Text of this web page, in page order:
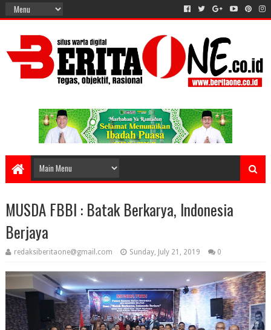
MUSDA FBBI : Batak Berkarya, Indonesia
Berjaya
redaksiberitaone@gmail.com Sunday, July 21, 2019 0